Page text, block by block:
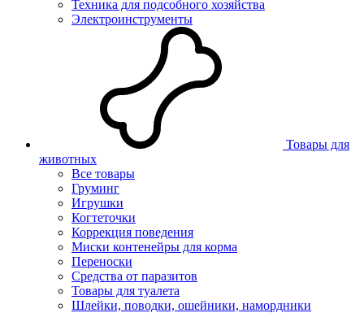
Техника для подсобного хозяйства
Электроинструменты
Товары для
животных
Все товары
Груминг
Игрушки
Когтеточки
Коррекция поведения
Миски контенейры для корма
Переноски
Средства от паразитов
Товары для туалета
Шлейки, поводки, ошейники, намордники